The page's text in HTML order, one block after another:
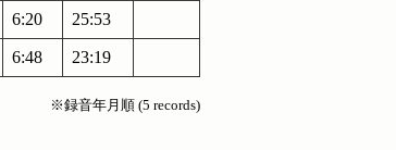
6:20 25:53
6:48 23:19
※録音年月順 (5 records)